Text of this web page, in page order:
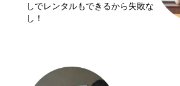
しでレンタルもできるから失敗な
し！